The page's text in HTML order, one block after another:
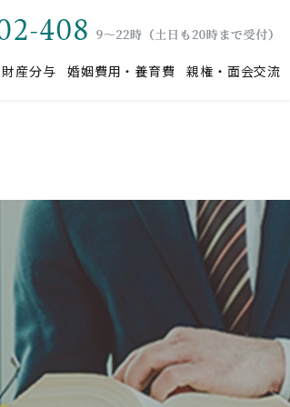
財産分与 婚姻費用・養育費 親権・面会交流